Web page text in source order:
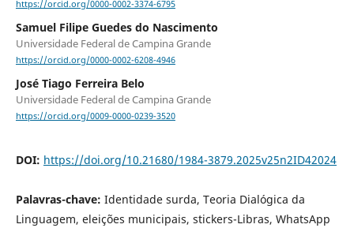
https://orcid.org/0000-0002-3374-6795
Samuel Filipe Guedes do Nascimento
Universidade Federal de Campina Grande
https://orcid.org/0000-0002-6208-4946
José Tiago Ferreira Belo
Universidade Federal de Campina Grande
https://orcid.org/0009-0000-0239-3520
DOI: https://doi.org/10.21680/1984-3879.2025v25n2ID42024
Palavras-chave: Identidade surda, Teoria Dialógica da
Linguagem, eleições municipais, stickers-Libras, WhatsApp